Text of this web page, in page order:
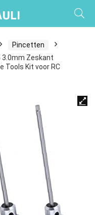
Pincetten
3.0mm Zeskant
Tools Kit voor RC